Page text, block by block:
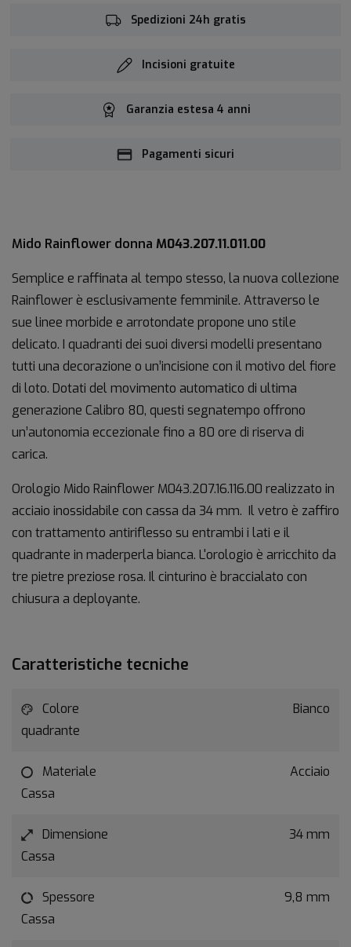
Spedizioni 24h gratis
Incisioni gratuite
Garanzia estesa 4 anni
Pagamenti sicuri
Mido Rainflower donna M043.207.11.011.00
Semplice e raffinata al tempo stesso, la nuova collezione
Rainflower è esclusivamente femminile. Attraverso le
sue linee morbide e arrotondate propone uno stile
delicato. I quadranti dei suoi diversi modelli presentano
tutti una decorazione o un’incisione con il motivo del fiore
di loto. Dotati del movimento automatico di ultima
generazione Calibro 80, questi segnatempo offrono
un’autonomia eccezionale fino a 80 ore di riserva di
carica.
Orologio Mido Rainflower M043.207.16.116.00 realizzato in
acciaio inossidabile con cassa da 34 mm. Il vetro è zaffiro
con trattamento antiriflesso su entrambi i lati e il
quadrante in maderperla bianca. L'orologio è arricchito da
tre pietre preziose rosa. Il cinturino è braccialato con
chiusura a deployante.
Caratteristiche tecniche
Colore
quadrante
Bianco
Materiale
Cassa
Acciaio
Dimensione
Cassa
34 mm
Spessore
Cassa
9,8 mm